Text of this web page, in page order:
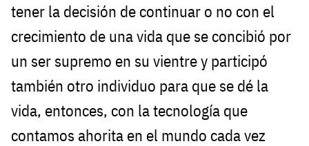
tener la decisión de continuar o no con el
crecimiento de una vida que se concibió por
un ser supremo en su vientre y participó
también otro individuo para que se dé la
vida, entonces, con la tecnología que
contamos ahorita en el mundo cada vez